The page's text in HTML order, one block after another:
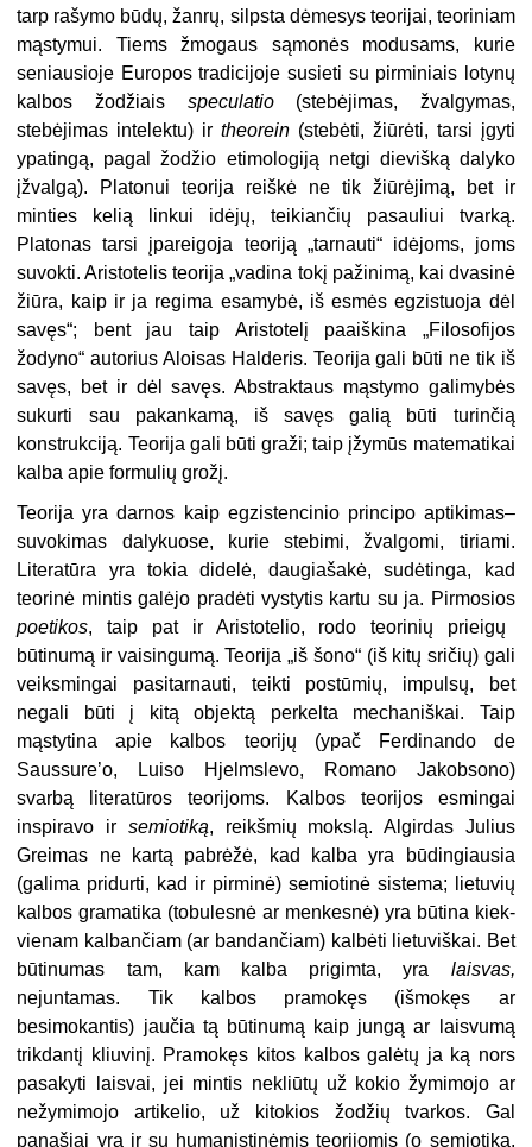
tarp rašymo būdų, žanrų, silpsta dėmesys teorijai, teoriniam
mąstymui. Tiems žmogaus sąmonės modusams, kurie
seniausioje Europos tradicijoje susieti su pirminiais lotynų
kalbos žodžiaisspeculatio(stebėjimas, žvalgymas,
stebėjimas intelektu) ir theorein (stebėti, žiūrėti, tarsi įgyti
ypatingą, pagal žodžio eti­mologiją netgi dievišką dalyko
įžvalgą). Platonui teorija reiškė ne tik žiūrėjimą, bet ir
minties kelią linkui idėjų, tei­kiančių pasauliui tvarką.
Platonas tarsi įpareigoja teoriją „tarnauti“ idėjoms, joms
suvokti. Aristotelis teorija „vadina tokį pažinimą, kai dvasinė
žiūra, kaip ir ja regima esamybė, iš esmės egzistuoja dėl
savęs“; bent jau taip Aristotelį paaiškina „Filosofijos
žodyno“ autorius Aloisas Halderis. Teorija gali būti ne tik iš
savęs, bet ir dėl savęs. Abstraktaus mąstymo galimybės
sukurti sau pa­kankamą, iš savęs galią būti turinčią
konstrukciją. Teorija gali būti graži; taip įžymūs matematikai
kalba apie for­mulių grožį.
Teorija yra darnos kaip egzisten­cinio principo aptikimas–
suvokimas dalykuose, kurie stebimi, žvalgomi, tiriami.
Literatūra yra tokia didelė, daugiašakė, sudėtinga, kad
teorinė mintis galėjo pradėti vystytis kartu su ja. Pirmosios
poetikos, taip pat ir Aris­totelio, rodo teorinių prieigų
būtinumą ir vaisingumą. Teorija „iš šono“ (iš kitų sričių) gali
veiksmingai pasitarnauti, teikti postūmių, impulsų, bet
negali būti į kitą objektą perkelta mecha­niškai. Taip
mąstytina apie kalbos teorijų (ypač Ferdinando de
Saussure’o, Luiso Hjelmslevo, Romano Ja­kobsono)
svarbą literatūros teorijoms. Kalbos teorijos esmingai
inspiravo ir semiotiką, reikšmių mokslą. Algirdas Julius
Greimas ne kartą pabrėžė, kad kalba yra būdingiausia
(galima pridurti, kad ir pirminė) semiotinė sis­tema; lietuvių
kalbos gramatika (to­bulesnė ar menkesnė) yra būtina kiek­
vienam kalbančiam (ar bandančiam) kalbėti lietuviškai. Bet
būtinumas tam, kam kalba prigimta, yra laisvas,
nejuntamas. Tik kalbos pramokęs (išmokęs ar
besimokantis) jaučia tą būtinumą kaip jungą ar laisvumą
trik­dantį kliuvinį. Pramokęs kitos kalbos galėtų ja ką nors
pasakyti laisvai, jei mintis nekliūtų už kokio žymimojo ar
nežymimojo artikelio, už kitokios žo­džių tvarkos. Gal
panašiai yra ir su humanistinėmis teorijomis (o semioti­ka,